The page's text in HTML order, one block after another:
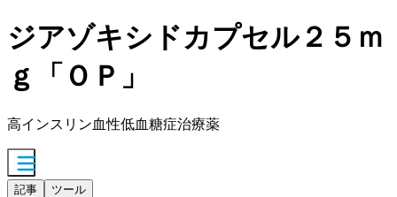
ジアゾキシドカプセル２５ｍ
ｇ「ＯＰ」
高インスリン血性低血糖症治療薬
記事 ツール